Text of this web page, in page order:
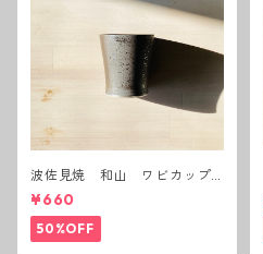
波佐見焼 和山 ワビカップ
黒錆 3種(アウトレット）
¥660
50%OFF